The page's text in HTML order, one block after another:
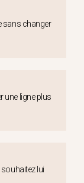
sans changer
une ligne plus
lui